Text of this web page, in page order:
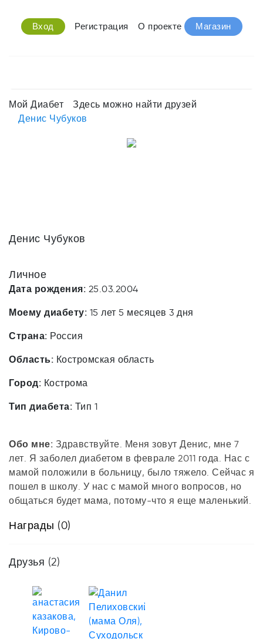
Вход Регистрация О проекте Магазин
Мой Диабет
Здесь можно найти друзей
Денис Чубуков
Денис Чубуков
Личное
Дата рождения: 25.03.2004
Моему диабету: 15 лет 5 месяцев 3 дня
Страна: Россия
Область: Костромская область
Город: Кострома
Тип диабета: Тип 1
Обо мне: Здравствуйте. Меня зовут Денис, мне 7
лет. Я заболел диабетом в феврале 2011 года. Нас с
мамой положили в больницу, было тяжело. Сейчас я
пошел в школу. У нас с мамой много вопросов, но
общаться будет мама, потому-что я еще маленький.
Награды (0)
Друзья (2)